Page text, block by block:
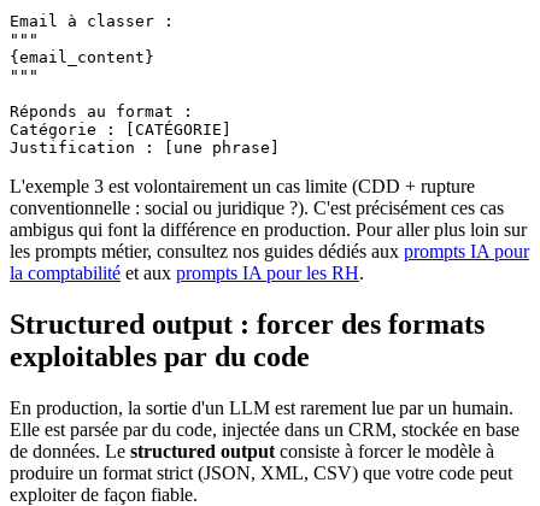
Email à classer :
"""
{email_content}
"""
Réponds au format :
Catégorie : [CATÉGORIE]
Justification : [une phrase]
L'exemple 3 est volontairement un cas limite (CDD + rupture
conventionnelle : social ou juridique ?). C'est précisément ces cas
ambigus qui font la différence en production. Pour aller plus loin sur
les prompts métier, consultez nos guides dédiés aux prompts IA pour
la comptabilité et aux prompts IA pour les RH.
Structured output : forcer des formats
exploitables par du code
En production, la sortie d'un LLM est rarement lue par un humain.
Elle est parsée par du code, injectée dans un CRM, stockée en base
de données. Le structured output consiste à forcer le modèle à
produire un format strict (JSON, XML, CSV) que votre code peut
exploiter de façon fiable.